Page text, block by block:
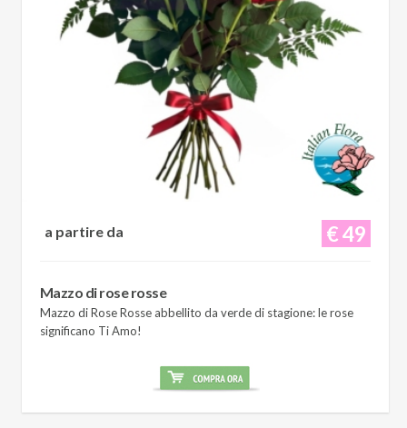
€ 49
a partire da
Mazzo di rose rosse
Mazzo di Rose Rosse abbellito da verde di stagione: le rose
significano Ti Amo!